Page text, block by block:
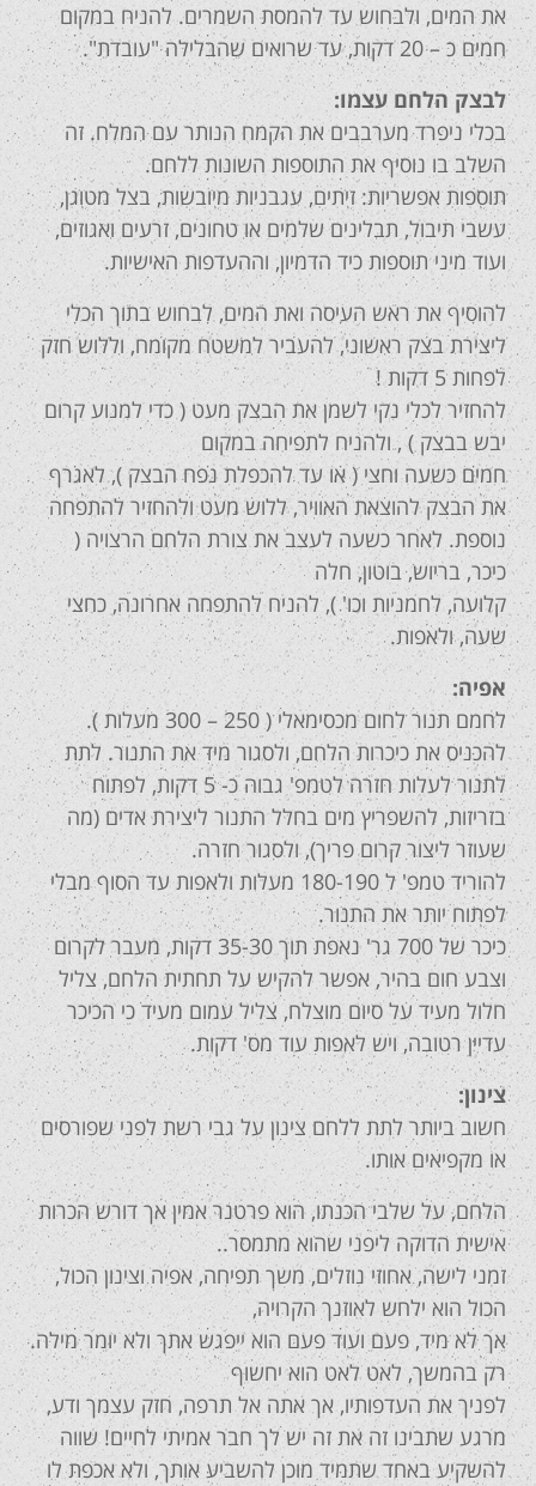
את המים, ולבחוש עד להמסת השמרים. להניח במקום
חמים כ – 20 דקות, עד שרואים שהבלילה "עובדת".
לבצק הלחם עצמו:
בכלי ניפרד מערבבים את הקמח הנותר עם המלח. זה
השלב בו נוסיף את התוספות השונות ללחם.
תוספות אפשריות: זיתים, עגבניות מיובשות, בצל מטוגן,
עשבי תיבול, תבלינים שלמים או טחונים, זרעים ואגוזים,
ועוד מיני תוספות כיד הדמיון, וההעדפות האישיות.
להוסיף את ראש העיסה ואת המים, לבחוש בתוך הכלי
ליצירת בצק ראשוני, להעביר למשטח מקומח, וללוש חזק
לפחות 5 דקות !
להחזיר לכלי נקי לשמן את הבצק מעט ( כדי למנוע קרום
יבש בבצק ) , ולהניח לתפיחה במקום
חמים כשעה וחצי ( או עד להכפלת נפח הבצק ), לאגרף
את הבצק להוצאת האוויר, ללוש מעט ולהחזיר להתפחה
נוספת. לאחר כשעה לעצב את צורת הלחם הרצויה (
כיכר, בריוש, בוטון, חלה
קלועה, לחמניות וכו' ), להניח להתפחה אחרונה, כחצי
שעה, ולאפות.
אפיה:
לחמם תנור לחום מכסימאלי ( 250 – 300 מעלות ).
להכניס את כיכרות הלחם, ולסגור מיד את התנור. לתת
לתנור לעלות חזרה לטמפ' גבוה כ- 5 דקות, לפתוח
בזריזות, להשפריץ מים בחלל התנור ליצירת אדים (מה
שעוזר ליצור קרום פריך), ולסגור חזרה.
להוריד טמפ' ל 180-190 מעלות ולאפות עד הסוף מבלי
לפתוח יותר את התנור.
כיכר של 700 גר' נאפת תוך 35-30 דקות, מעבר לקרום
וצבע חום בהיר, אפשר להקיש על תחתית הלחם, צליל
חלול מעיד על סיום מוצלח, צליל עמום מעיד כי הכיכר
עדיין רטובה, ויש לאפות עוד מס' דקות.
צינון:
חשוב ביותר לתת ללחם צינון על גבי רשת לפני שפורסים
או מקפיאים אותו.
הלחם, על שלבי הכנתו, הוא פרטנר אמין אך דורש הכרות
אישית הדוקה ליפני שהוא מתמסר..
זמני לישה, אחוזי נוזלים, משך תפיחה, אפיה וצינון הכול,
הכול הוא ילחש לאוזנך הקרויה,
אך לא מיד, פעם ועוד פעם הוא ייפגש אתך ולא יומר מילה.
רק בהמשך, לאט לאט הוא יחשוף
לפניך את העדפותיו, אך אתה אל תרפה, חזק עצמך ודע,
מרגע שתבינו זה את זה יש לך חבר אמיתי לחיים! שווה
להשקיע באחד שתמיד מוכן להשביע אותך, ולא אכפת לו